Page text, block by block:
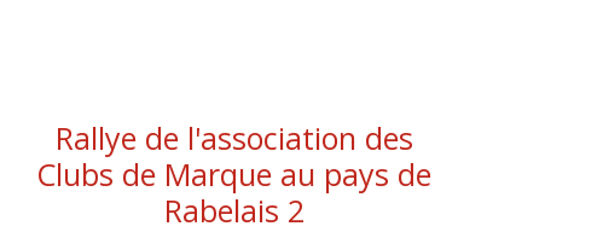
Rallye de l'association des
Clubs de Marque au pays de
Rabelais 2